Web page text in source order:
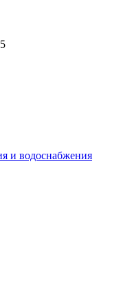
и водоснабжения